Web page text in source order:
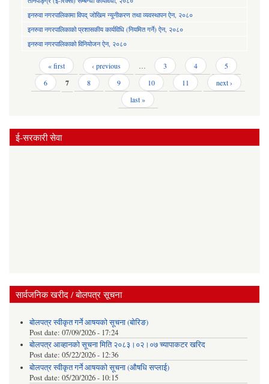
इनरुवा नगरपालिकामा विपद् जोखिम न्यूनीकरण तथा व्यवस्थापन ऐन, २०८०
इनरुवा नगरपालिकाको प्रशासकीय कार्यविधि (नियमित गर्ने) ऐन, २०८०
इनरुवा नगरपालिकाको विनियोजन ऐन, २०८०
Pages « first ‹ previous … 3 4
5
6
7 8 9 10 11
next ›
last »
ई-सरकारी सेवा
सार्वजनिक खरीद / बोलपत्र सूचना
बोलपत्र स्वीकृत गर्ने आषयको सूचना (बोरिङ)
Post date: 07/09/2026 - 17:24
बोलपत्र आव्हानको सूचना मिति २०८३।०२।०७ च्यापाकटर खरिद
Post date: 05/22/2026 - 12:36
बोलपत्र स्वीकृत गर्ने आषयको सूचना (औषधि सप्लाई)
Post date: 05/20/2026 - 10:15